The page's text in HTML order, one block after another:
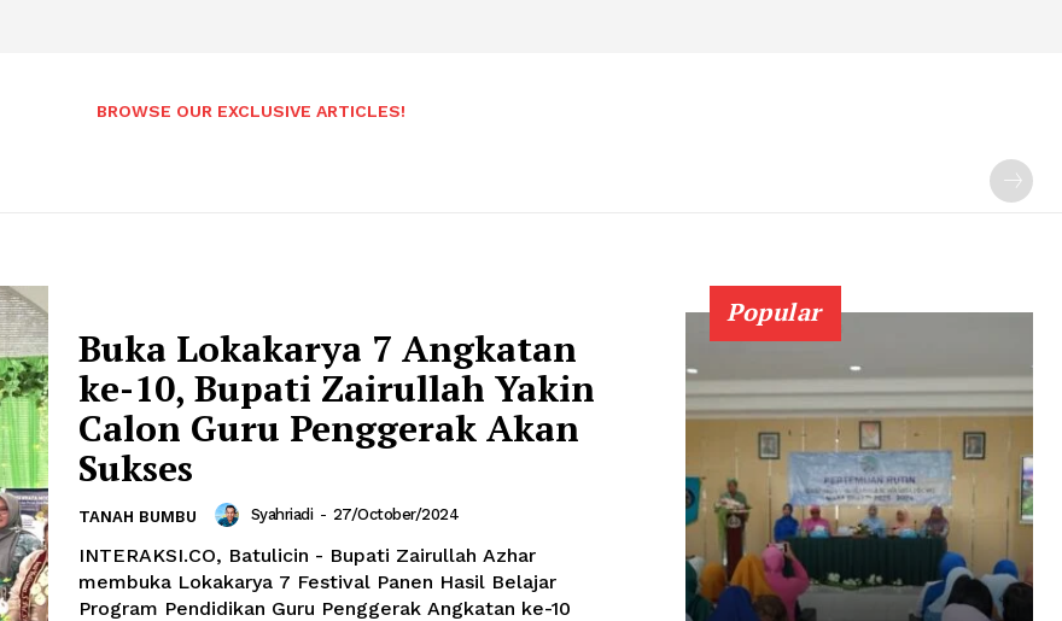
BROWSE OUR EXCLUSIVE ARTICLES!
Buka Lokakarya 7 Angkatan
ke-10, Bupati Zairullah Yakin
Calon Guru Penggerak Akan
Sukses
TANAH BUMBU Syahriadi - 27/October/2024
INTERAKSI.CO, Batulicin - Bupati Zairullah Azhar
membuka Lokakarya 7 Festival Panen Hasil Belajar
Program Pendidikan Guru Penggerak Angkatan ke-10
Popular